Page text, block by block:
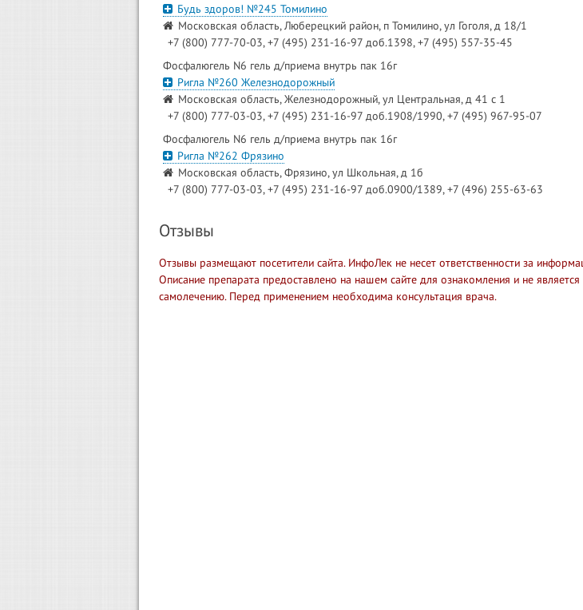
Будь здоров! №245 Томилино
Московская область, Люберецкий район, п Томилино, ул Гоголя, д 18/1
+7 (800) 777-70-03, +7 (495) 231-16-97 доб.1398, +7 (495) 557-35-45
Фосфалюгель N6 гель д/приема внутрь пак 16г
Ригла №260 Железнодорожный
Московская область, Железнодорожный, ул Центральная, д 41 с 1
+7 (800) 777-03-03, +7 (495) 231-16-97 доб.1908/1990, +7 (495) 967-95-07
Фосфалюгель N6 гель д/приема внутрь пак 16г
Ригла №262 Фрязино
Московская область, Фрязино, ул Школьная, д 1б
+7 (800) 777-03-03, +7 (495) 231-16-97 доб.0900/1389, +7 (496) 255-63-63
Отзывы
Отзывы размещают посетители сайта. ИнфоЛек не несет ответственности за
Описание препарата предоставлено на нашем сайте для ознакомления и не
самолечению. Перед применением необходима консультация врача.